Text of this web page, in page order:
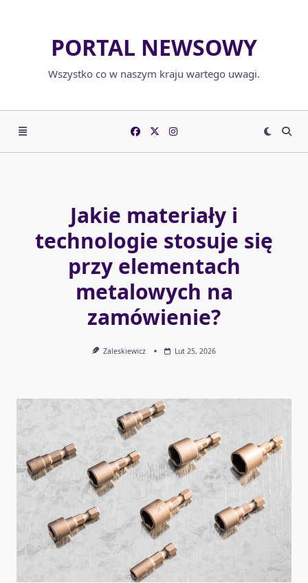
PORTAL NEWSOWY
Wszystko co w naszym kraju wartego uwagi.
Jakie materiały i
technologie stosuje się
przy elementach
metalowych na
zamówienie?
Zaleskiewicz Lut 25, 2026